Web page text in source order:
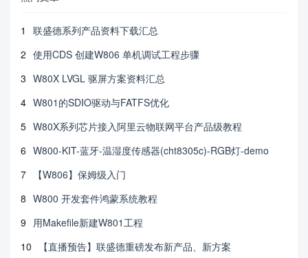
1
联盛德系列产品资料下载汇总
2 使用CDS 创建W806 单机调试工程步骤
3 W80X LVGL 驱屏方案资料汇总
4 W801的SDIO驱动与FATFS优化
5 W80X系列芯片接入阿里云物联网平台产品级教程
6 W800-KIT-蓝牙-温湿度传感器(cht8305c)-RGB灯-demo
7
【W806】保姆级入门
8 W800 开发套件鸿蒙系统教程
9 用Makefile新建W801工程
10
【直播预告】联盛德重磅发布新产品、新方案